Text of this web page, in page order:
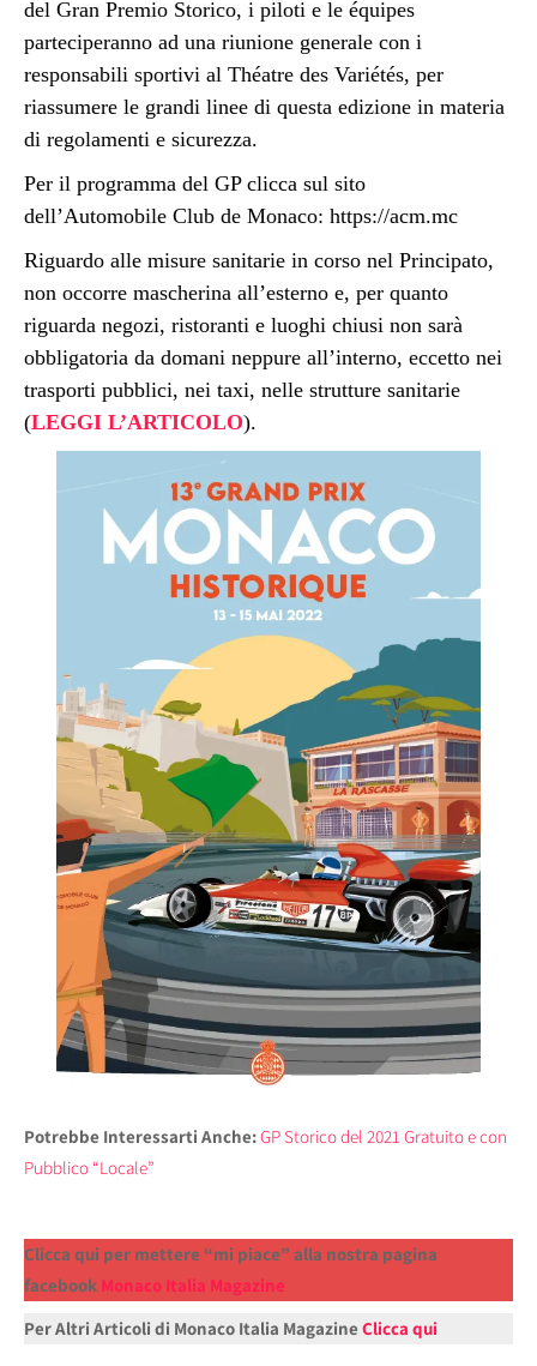
del Gran Premio Storico, i piloti e le équipes
parteciperanno ad una riunione generale con i
responsabili sportivi al Théatre des Variétés, per
riassumere le grandi linee di questa edizione in materia
di regolamenti e sicurezza.
Per il programma del GP clicca sul sito
dell’Automobile Club de Monaco: https://acm.mc
Riguardo alle misure sanitarie in corso nel Principato,
non occorre mascherina all’esterno e, per quanto
riguarda negozi, ristoranti e luoghi chiusi non sarà
obbligatoria da domani neppure all’interno, eccetto nei
trasporti pubblici, nei taxi, nelle strutture sanitarie
(LEGGI L’ARTICOLO).
Potrebbe Interessarti Anche:GP Storico del 2021 Gratuito e con
Pubblico “Locale”
Clicca qui per mettere “mi piace” alla nostra pagina
facebook Monaco Italia Magazine
Per Altri Articoli di Monaco Italia Magazine Clicca qui